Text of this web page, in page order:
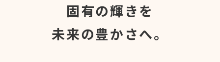
固有の輝きを
未来の豊かさへ。